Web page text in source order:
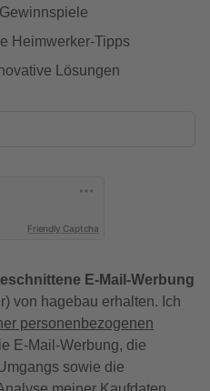
Heimwerker-Tipps
Lösungen
Friendly Captcha
E-Mail-Werbung
von hagebau erhalten. Ich
personenbezogenen
E-Mail-Werbung, die
sowie die